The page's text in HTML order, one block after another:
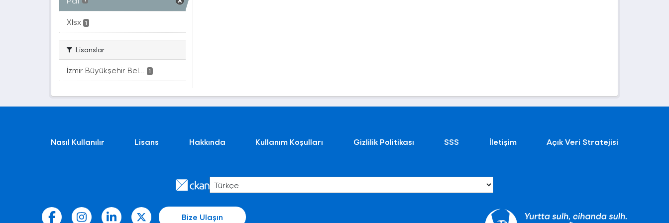
Xlsx 1
Lisanslar
İzmir Büyükşehir Bel... 1
Nasıl Kullanılır Lisans Hakkında Kullanım Koşulları Gizlilik Politikası SSS İletişim Açık Veri Stratejisi
Bize Ulaşın